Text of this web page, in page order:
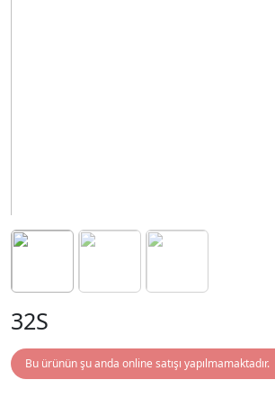
32S
Bu ürünün şu anda online satışı yapılmamaktadır.